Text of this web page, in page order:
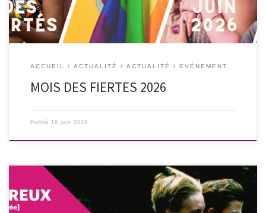
ACCUEIL ACTUALITÉ ACTUALITÉ EVÉNEMENT
MOIS DES FIERTES 2026
Publié 18 juin 2026